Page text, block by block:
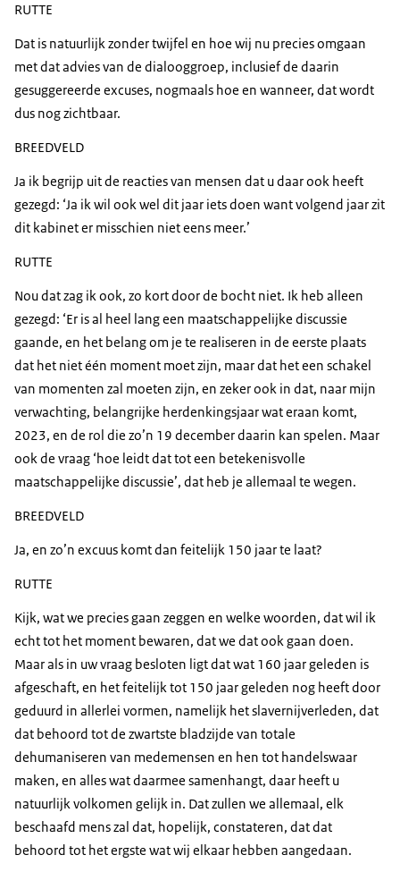
RUTTE
Dat is natuurlijk zonder twijfel en hoe wij nu precies omgaan
met dat advies van de dialooggroep, inclusief de daarin
gesuggereerde excuses, nogmaals hoe en wanneer, dat wordt
dus nog zichtbaar.
BREEDVELD
Ja ik begrijp uit de reacties van mensen dat u daar ook heeft
gezegd: ‘Ja ik wil ook wel dit jaar iets doen want volgend jaar zit
dit kabinet er misschien niet eens meer.’
RUTTE
Nou dat zag ik ook, zo kort door de bocht niet. Ik heb alleen
gezegd: ‘Er is al heel lang een maatschappelijke discussie
gaande, en het belang om je te realiseren in de eerste plaats
dat het niet één moment moet zijn, maar dat het een schakel
van momenten zal moeten zijn, en zeker ook in dat, naar mijn
verwachting, belangrijke herdenkingsjaar wat eraan komt,
2023, en de rol die zo’n 19 december daarin kan spelen. Maar
ook de vraag ‘hoe leidt dat tot een betekenisvolle
maatschappelijke discussie’, dat heb je allemaal te wegen.
BREEDVELD
Ja, en zo’n excuus komt dan feitelijk 150 jaar te laat?
RUTTE
Kijk, wat we precies gaan zeggen en welke woorden, dat wil ik
echt tot het moment bewaren, dat we dat ook gaan doen.
Maar als in uw vraag besloten ligt dat wat 160 jaar geleden is
afgeschaft, en het feitelijk tot 150 jaar geleden nog heeft door
geduurd in allerlei vormen, namelijk het slavernijverleden, dat
dat behoord tot de zwartste bladzijde van totale
dehumaniseren van medemensen en hen tot handelswaar
maken, en alles wat daarmee samenhangt, daar heeft u
natuurlijk volkomen gelijk in. Dat zullen we allemaal, elk
beschaafd mens zal dat, hopelijk, constateren, dat dat
behoord tot het ergste wat wij elkaar hebben aangedaan.